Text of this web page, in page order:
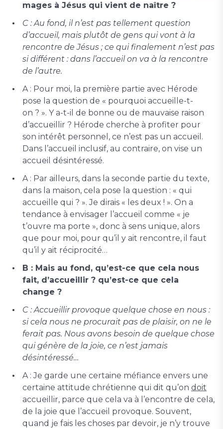
mages à Jésus qui vient de naître ?
C : Au fond, il n’est pas tellement question
d’accueil, mais plutôt de gens qui vont à la
rencontre de Jésus ; ce qui finalement n’est pas
si différent : dans l’accueil on va à la rencontre
de l’autre.
A : Pour moi, la première partie avec Hérode
pose la question de « pourquoi accueille-t-
on ? ». Y a-t-il de bonne ou de mauvaise raison
d’accueillir ? Hérode cherche à profiter pour
son intérêt personnel, ce n’est pas un accueil.
Dans l’accueil inclusif, au contraire, on vise un
accueil désintéressé.
A : Par ailleurs, dans la seconde partie du texte,
dans la maison, cela pose la question : « qui
accueille qui ? ». Je dirais « les deux ! ». On a
tendance à envisager l’accueil comme « je
t’ouvre ma porte », donc à sens unique, alors
que pour moi, pour qu’il y ait rencontre, il faut
qu’il y ait réciprocité…
B : Mais au fond, qu’est-ce que cela nous
fait, d’accueillir ? qu’est-ce que cela
change ?
C : Accueillir provoque quelque chose en nous :
si cela nous ne procurait pas de plaisir, on ne le
ferait pas. Nous avons besoin de quelque chose
qui génère de la joie, ce n’est jamais
désintéressé…
A : Je garde une certaine méfiance envers une
certaine attitude chrétienne qui dit qu’on doit
accueillir, parce que cela va à l’encontre de cela,
de la joie que l’accueil provoque. Souvent,
quand je fais les choses par devoir, je n’y trouve